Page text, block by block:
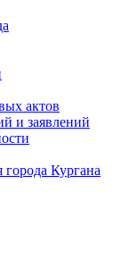
актов
и заявлений
города Кургана